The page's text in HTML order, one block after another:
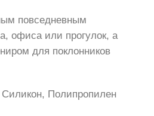
повседневным
офиса или прогулок, а
для поклонников
Полипропилен